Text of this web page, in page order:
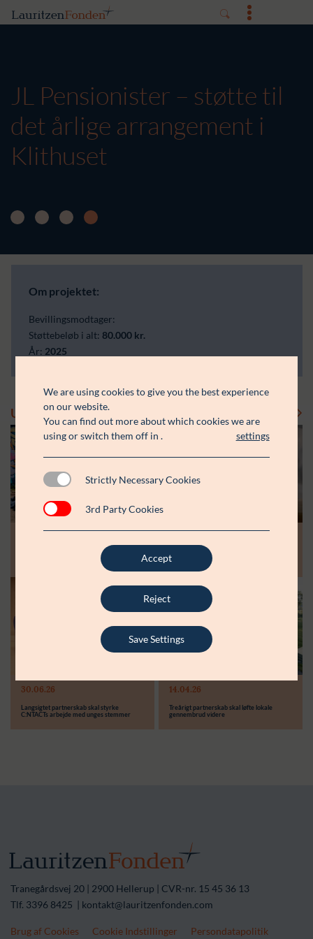
JL Pensionister – støtte til
det årlige arrangement i
Klithuset
Om projektet:
Bevillingsmodtager:
Støttebeløb i alt: 80.000 kr.
År: 2025
Uddelinger
Råt&Godts Venner skal styrke fællesskab
Aspiranterne får arbejdsro til at styrke
unge fællesskaber
30.06.26
Langsigtet partnerskab skal styrke
C:NTACTs arbejde med unges stemmer
6.000.000 kr.
14.04.26
Treårigt partnerskab skal løfte lokale
gennembrud videre
Støttebeløb i alt:
Tranegårdsvej 20 | 2900 Hellerup | CVR-nr. 15 45 36 13
Tlf. 3396 8425 | kontakt@lauritzenfonden.com
Brug af Cookies Cookie Indstillinger Persondatapolitik
We are using cookies to give you the best experience
on our website.
You can find out more about which cookies we are
using or switch them off in
settings
.
Strictly Necessary Cookies
3rd Party Cookies
Accept
Reject
Save Settings